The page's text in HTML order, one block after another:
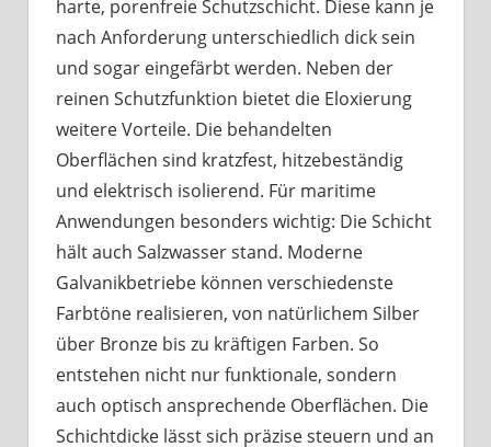
harte, porenfreie Schutzschicht. Diese kann je
nach Anforderung unterschiedlich dick sein
und sogar eingefärbt werden. Neben der
reinen Schutzfunktion bietet die Eloxierung
weitere Vorteile. Die behandelten
Oberflächen sind kratzfest, hitzebeständig
und elektrisch isolierend. Für maritime
Anwendungen besonders wichtig: Die Schicht
hält auch Salzwasser stand. Moderne
Galvanikbetriebe können verschiedenste
Farbtöne realisieren, von natürlichem Silber
über Bronze bis zu kräftigen Farben. So
entstehen nicht nur funktionale, sondern
auch optisch ansprechende Oberflächen. Die
Schichtdicke lässt sich präzise steuern und an